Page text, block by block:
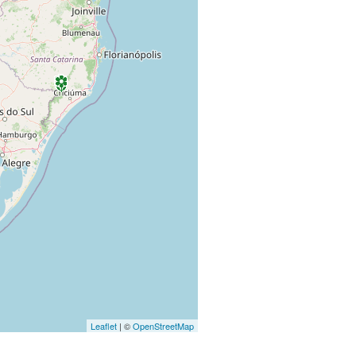
Leaflet| ©OpenStreetMap